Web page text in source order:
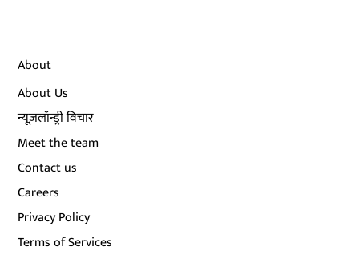
About
About Us
न्यूज़लॉन्ड्री विचार
Meet the team
Contact us
Careers
Privacy Policy
Terms of Services